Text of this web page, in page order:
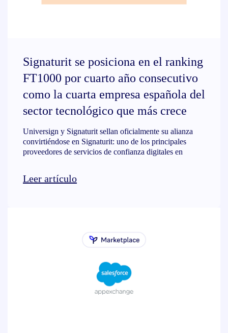
Signaturit se posiciona en el ranking
FT1000 por cuarto año consecutivo
como la cuarta empresa española del
sector tecnológico que más crece
Universign y Signaturit sellan oficialmente su alianza
convirtiéndose en Signaturit: uno de los principales
proveedores de servicios de confianza digitales en
Leer artículo